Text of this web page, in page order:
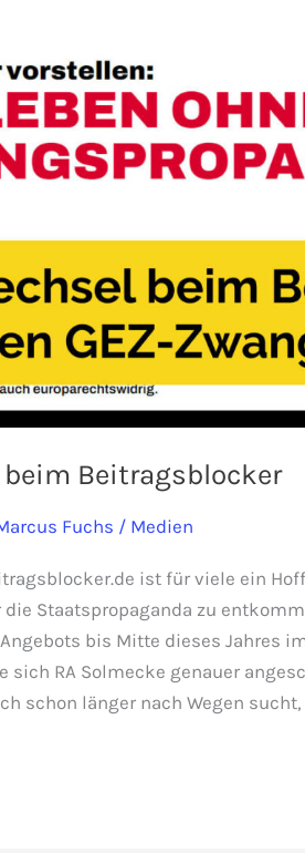
Beitragsblocker
Fuchs / Medien
ist für viele ein
Staatspropaganda zu
bis Mitte dieses Jahres
sich RA Solmecke genauer
schon länger nach Wegen sucht,